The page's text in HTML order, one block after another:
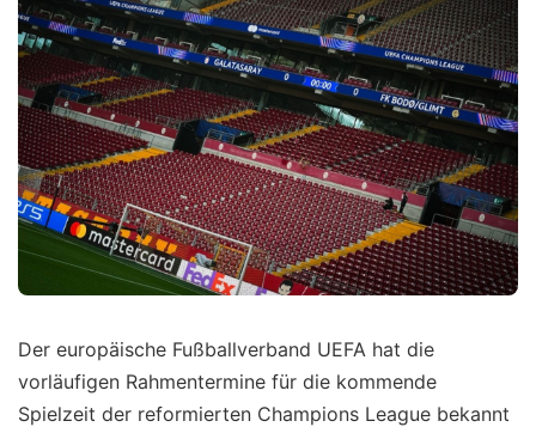
Der europäische Fußballverband UEFA hat die
vorläufigen Rahmentermine für die kommende
Spielzeit der reformierten Champions League bekannt